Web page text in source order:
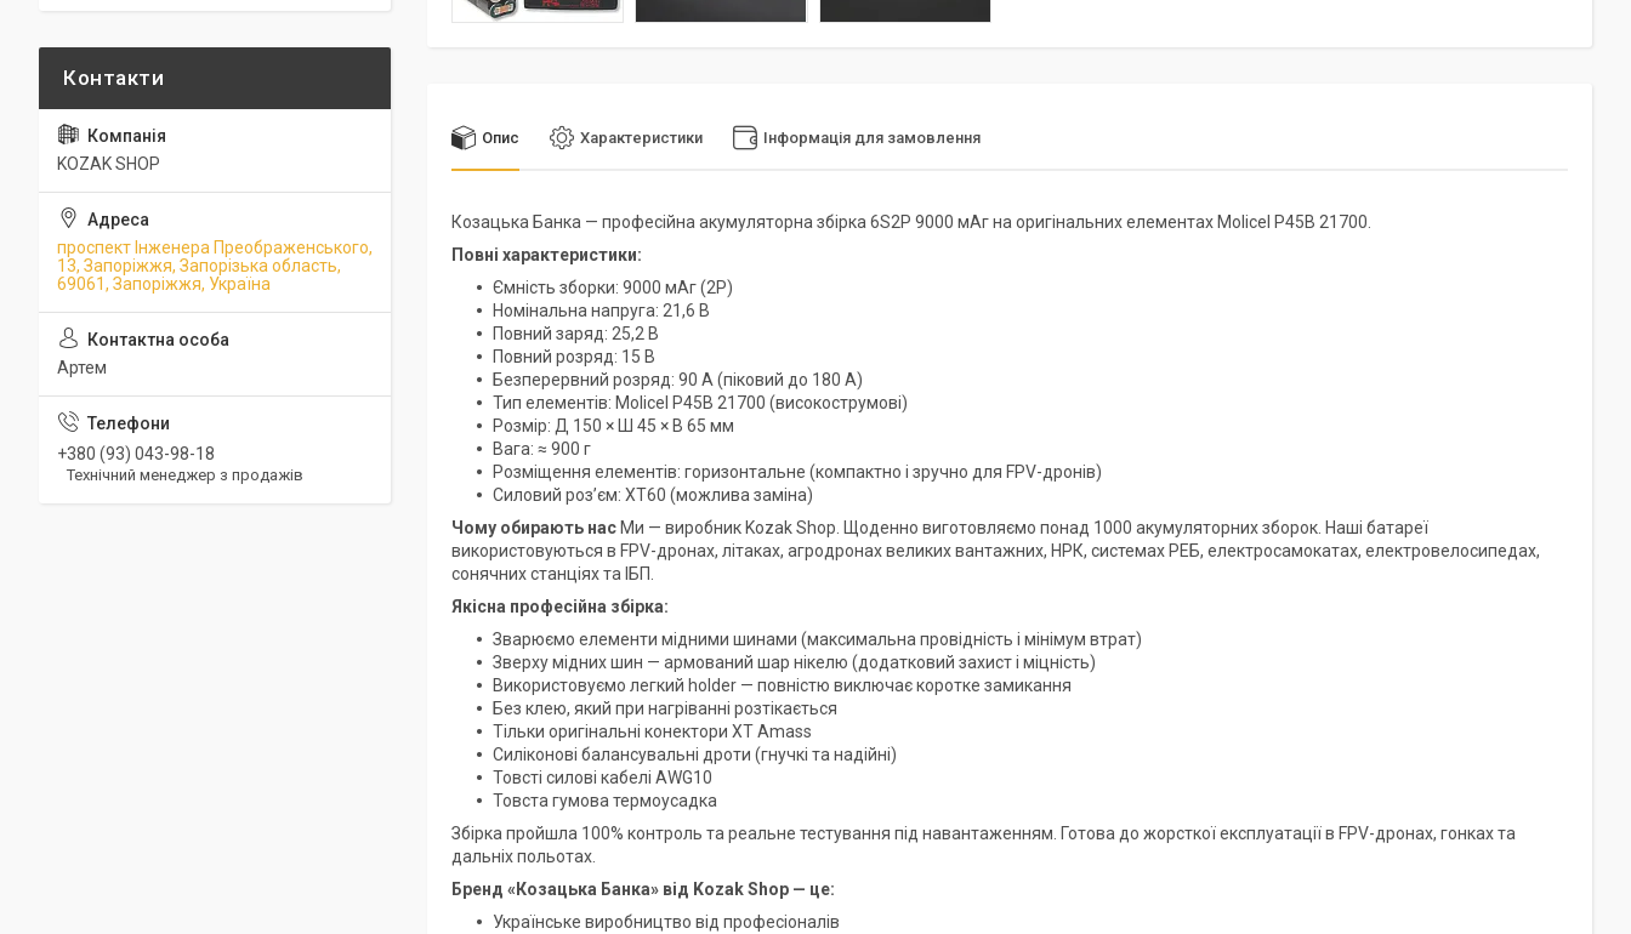
Опис Характеристики Інформація для замовлення
Козацька Банка — професійна акумуляторна збірка 6S2P 9000 мАг на оригінальних елементах Molicel P45B 21700.
Повні характеристики:
Ємність зборки: 9000 мАг (2P)
Номінальна напруга: 21,6 В
Повний заряд: 25,2 В
Повний розряд: 15 В
Безперервний розряд: 90 А (піковий до 180 А)
Тип елементів: Molicel P45B 21700 (високострумові)
Розмір: Д 150 × Ш 45 × В 65 мм
Вага: ≈ 900 г
Розміщення елементів: горизонтальне (компактно і зручно для FPV-дронів)
Силовий роз’єм: XT60 (можлива заміна)
Чому обирають нас Ми — виробник Kozak Shop. Щоденно виготовляємо понад 1000 акумуляторних зборок. Наші батареї
використовуються в FPV-дронах, літаках, агродронах великих вантажних, НРК, системах РЕБ, електросамокатах, електровелосипедах,
сонячних станціях та ІБП.
Якісна професійна збірка:
Зварюємо елементи мідними шинами (максимальна провідність і мінімум втрат)
Зверху мідних шин — армований шар нікелю (додатковий захист і міцність)
Використовуємо легкий holder — повністю виключає коротке замикання
Без клею, який при нагріванні розтікається
Тільки оригінальні конектори XT Amass
Силіконові балансувальні дроти (гнучкі та надійні)
Товсті силові кабелі AWG10
Товста гумова термоусадка
Збірка пройшла 100% контроль та реальне тестування під навантаженням. Готова до жорсткої експлуатації в FPV-дронах, гонках та
дальніх польотах.
Бренд «Козацька Банка» від Kozak Shop — це:
Українське виробництво від професіоналів
KOZAK SHOP
проспект Інженера Преображенського,
13, Запоріжжя, Запорізька область,
69061, Запоріжжя, Україна
Артем
+380 (93) 043-98-18
Технічний менеджер з продажів